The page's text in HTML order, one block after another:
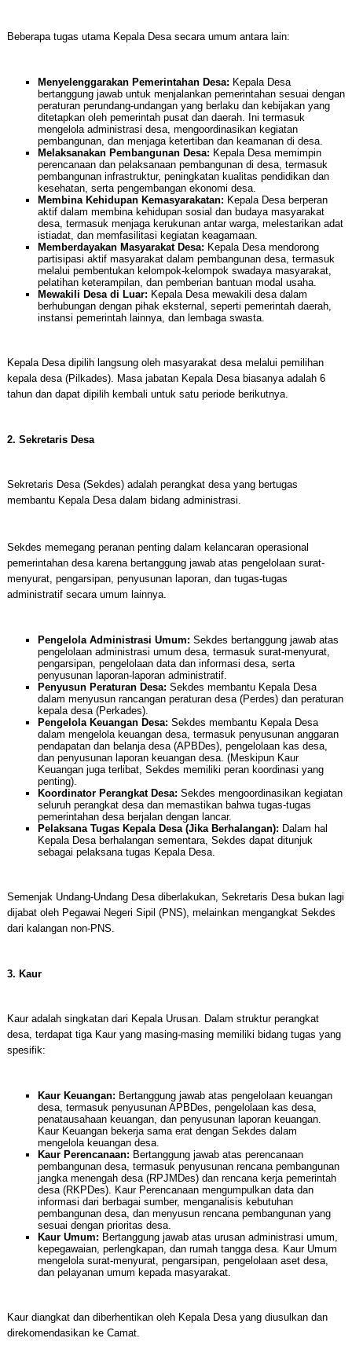
Beberapa tugas utama Kepala Desa secara umum antara lain:
Menyelenggarakan Pemerintahan Desa: Kepala Desa
bertanggung jawab untuk menjalankan pemerintahan sesuai dengan
peraturan perundang-undangan yang berlaku dan kebijakan yang
ditetapkan oleh pemerintah pusat dan daerah. Ini termasuk
mengelola administrasi desa, mengoordinasikan kegiatan
pembangunan, dan menjaga ketertiban dan keamanan di desa.
Melaksanakan Pembangunan Desa: Kepala Desa memimpin
perencanaan dan pelaksanaan pembangunan di desa, termasuk
pembangunan infrastruktur, peningkatan kualitas pendidikan dan
kesehatan, serta pengembangan ekonomi desa.
Membina Kehidupan Kemasyarakatan: Kepala Desa berperan
aktif dalam membina kehidupan sosial dan budaya masyarakat
desa, termasuk menjaga kerukunan antar warga, melestarikan adat
istiadat, dan memfasilitasi kegiatan keagamaan.
Memberdayakan Masyarakat Desa: Kepala Desa mendorong
partisipasi aktif masyarakat dalam pembangunan desa, termasuk
melalui pembentukan kelompok-kelompok swadaya masyarakat,
pelatihan keterampilan, dan pemberian bantuan modal usaha.
Mewakili Desa di Luar: Kepala Desa mewakili desa dalam
berhubungan dengan pihak eksternal, seperti pemerintah daerah,
instansi pemerintah lainnya, dan lembaga swasta.
Kepala Desa dipilih langsung oleh masyarakat desa melalui pemilihan
kepala desa (Pilkades). Masa jabatan Kepala Desa biasanya adalah 6
tahun dan dapat dipilih kembali untuk satu periode berikutnya.
2. Sekretaris Desa
Sekretaris Desa (Sekdes) adalah perangkat desa yang bertugas
membantu Kepala Desa dalam bidang administrasi.
Sekdes memegang peranan penting dalam kelancaran operasional
pemerintahan desa karena bertanggung jawab atas pengelolaan surat-
menyurat, pengarsipan, penyusunan laporan, dan tugas-tugas
administratif secara umum lainnya.
Pengelola Administrasi Umum: Sekdes bertanggung jawab atas
pengelolaan administrasi umum desa, termasuk surat-menyurat,
pengarsipan, pengelolaan data dan informasi desa, serta
penyusunan laporan-laporan administratif.
Penyusun Peraturan Desa: Sekdes membantu Kepala Desa
dalam menyusun rancangan peraturan desa (Perdes) dan peraturan
kepala desa (Perkades).
Pengelola Keuangan Desa: Sekdes membantu Kepala Desa
dalam mengelola keuangan desa, termasuk penyusunan anggaran
pendapatan dan belanja desa (APBDes), pengelolaan kas desa,
dan penyusunan laporan keuangan desa. (Meskipun Kaur
Keuangan juga terlibat, Sekdes memiliki peran koordinasi yang
penting).
Koordinator Perangkat Desa: Sekdes mengoordinasikan kegiatan
seluruh perangkat desa dan memastikan bahwa tugas-tugas
pemerintahan desa berjalan dengan lancar.
Pelaksana Tugas Kepala Desa (Jika Berhalangan): Dalam hal
Kepala Desa berhalangan sementara, Sekdes dapat ditunjuk
sebagai pelaksana tugas Kepala Desa.
Semenjak Undang-Undang Desa diberlakukan, Sekretaris Desa bukan lagi
dijabat oleh Pegawai Negeri Sipil (PNS), melainkan mengangkat Sekdes
dari kalangan non-PNS.
3. Kaur
Kaur adalah singkatan dari Kepala Urusan. Dalam struktur perangkat
desa, terdapat tiga Kaur yang masing-masing memiliki bidang tugas yang
spesifik:
Kaur Keuangan: Bertanggung jawab atas pengelolaan keuangan
desa, termasuk penyusunan APBDes, pengelolaan kas desa,
penatausahaan keuangan, dan penyusunan laporan keuangan.
Kaur Keuangan bekerja sama erat dengan Sekdes dalam
mengelola keuangan desa.
Kaur Perencanaan: Bertanggung jawab atas perencanaan
pembangunan desa, termasuk penyusunan rencana pembangunan
jangka menengah desa (RPJMDes) dan rencana kerja pemerintah
desa (RKPDes). Kaur Perencanaan mengumpulkan data dan
informasi dari berbagai sumber, menganalisis kebutuhan
pembangunan desa, dan menyusun rencana pembangunan yang
sesuai dengan prioritas desa.
Kaur Umum: Bertanggung jawab atas urusan administrasi umum,
kepegawaian, perlengkapan, dan rumah tangga desa. Kaur Umum
mengelola surat-menyurat, pengarsipan, pengelolaan aset desa,
dan pelayanan umum kepada masyarakat.
Kaur diangkat dan diberhentikan oleh Kepala Desa yang diusulkan dan
direkomendasikan ke Camat.